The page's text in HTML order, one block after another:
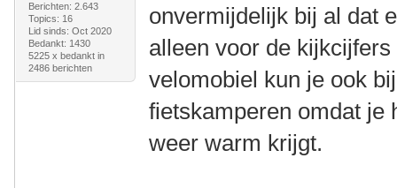
Berichten: 2.643
Topics: 16
Lid sinds: Oct 2020
Bedankt: 1430
5225 x bedankt in
2486 berichten
onvermijdelijk bij al dat
alleen voor de
velomobiel kun je ook
fietskamperen omdat je
weer warm krijgt.